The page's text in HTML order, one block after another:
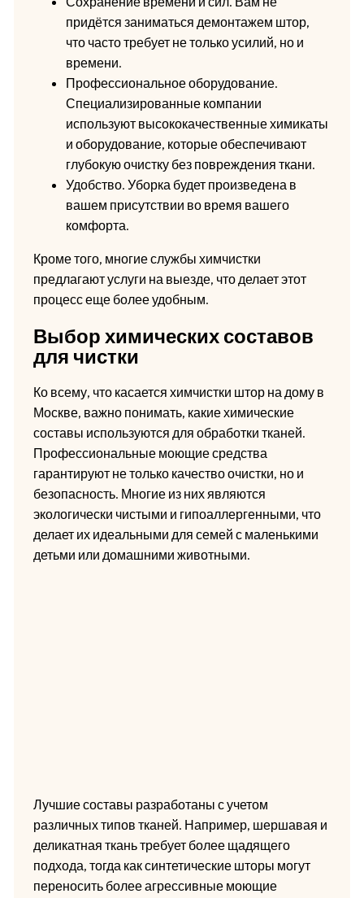
придётся заниматься демонтажем штор,
что часто требует не только усилий, но и
времени.
Профессиональное оборудование.
Специализированные компании
используют высококачественные химикаты
и оборудование, которые обеспечивают
глубокую очистку без повреждения ткани.
Удобство. Уборка будет произведена в
вашем присутствии во время вашего
комфорта.
Кроме того, многие службы химчистки
предлагают услуги на выезде, что делает этот
процесс еще более удобным.
Выбор химических составов
для чистки
Ко всему, что касается химчистки штор на дому в
Москве, важно понимать, какие химические
составы используются для обработки тканей.
Профессиональные моющие средства
гарантируют не только качество очистки, но и
безопасность. Многие из них являются
экологически чистыми и гипоаллергенными, что
делает их идеальными для семей с маленькими
детьми или домашними животными.
Лучшие составы разработаны с учетом
различных типов тканей. Например, шершавая и
деликатная ткань требует более щадящего
подхода, тогда как синтетические шторы могут
переносить более агрессивные моющие